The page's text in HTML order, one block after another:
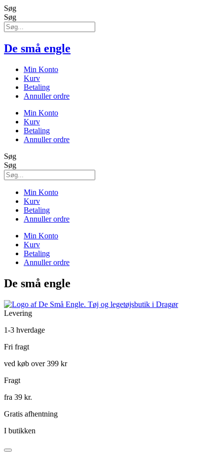
Søg
Søg
De små engle
Min Konto
Kurv
Betaling
Annuller ordre
Min Konto
Kurv
Betaling
Annuller ordre
Søg
Søg
Min Konto
Kurv
Betaling
Annuller ordre
Min Konto
Kurv
Betaling
Annuller ordre
De små engle
Levering
1-3 hverdage
Fri fragt
ved køb over 399 kr
Fragt
fra 39 kr.
Gratis afhentning
I butikken